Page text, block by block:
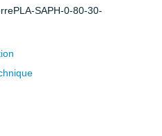
SAPH-0-80-30-